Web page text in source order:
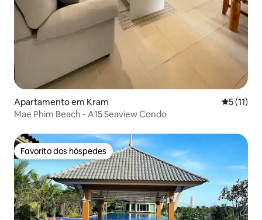
Apartamento em Kram
5 (11)
Mae Phim Beach - A15 Seaview Condo
Favorito dos hóspedes
Favorito dos hóspedes